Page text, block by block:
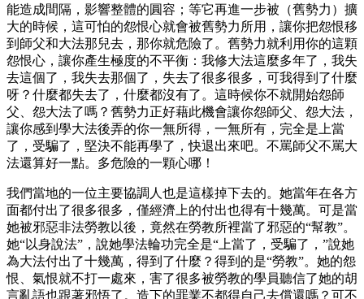
能造成間隔，影響整體的圓容；等它再進一步被（舊勢力）擴
大的時候，這可怕的怨恨心就會被舊勢力所用，讓你把怨恨移
到師父和大法那兒去，那你就危險了。舊勢力就利用你的這顆
怨恨心，讓你產生極度的不平衡：我修大法這麼多年了，我失
去這個了，我失去那個了，失去了很多很多，可我得到了什麼
呀？什麼都失去了，什麼都沒有了。這時候你不就開始怨師
父、怨大法了嗎？舊勢力正好藉此機會讓你怨師父、怨大法，
讓你感到學大法後弄的你一無所得，一無所有，完全是上當
了，受騙了，堅決不能再學了，快退出來吧。不罵師父不罵大
法還算好一點。多危險的一顆心哪！
我們當地的一位主要協調人也是這樣掉下去的。她當年在各方
面都付出了很多很多，僅經濟上的付出也得有十幾萬。可是當
她被邪惡非法勞教以後，竟然在勞教所裡當了邪惡的“幫教”。
她“以身說法”，說她學法輪功完全是“上當了，受騙了，”說她
為大法付出了十幾萬，得到了什麼？得到的是“勞教”。她的怨
恨、氣恨就不打一處來，害了很多被勞教的學員聽信了她的胡
言亂語也跟著邪悟了。造下的罪業不都得自己去償還嗎？可不